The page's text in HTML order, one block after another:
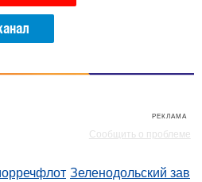
РЕКЛАМА
Сообщить о проблеме
Зеленодольский зав